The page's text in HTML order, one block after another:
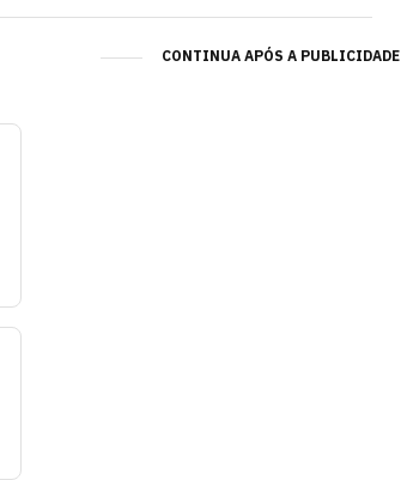
CONTINUA APÓS A PUBLICIDADE